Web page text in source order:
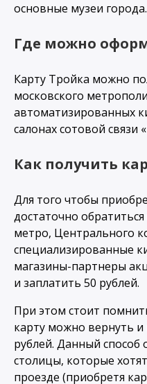
основные музеи города.
Где можно
Карту Тройка можно
московского
автоматизированных
салонах сотовой связи
Как получить
Для того чтобы
достаточно
метро, Центрального
специализированные
магазины-партнеры
и заплатить 50 рублей.
При этом стоит
карту можно вернуть и
рублей. Данный способ
столицы, которые
проезде (приобретя